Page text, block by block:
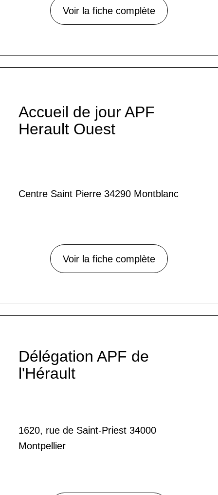
Voir la fiche complète
Accueil de jour APF
Herault Ouest
Centre Saint Pierre 34290 Montblanc
Voir la fiche complète
Délégation APF de
l'Hérault
1620, rue de Saint-Priest 34000
Montpellier